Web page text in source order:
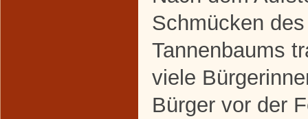
Schmücken des
Tannenbaums
viele
Bürger vor der